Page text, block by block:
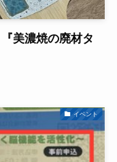
美濃焼の廃材タ
イベント